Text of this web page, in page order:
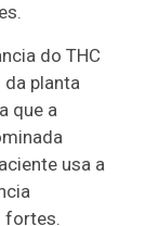
do THC
planta
que a
usa a
fortes.